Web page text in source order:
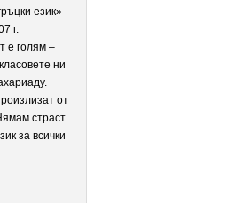
език»
г.
е голям –
ни
от
страст
за всички